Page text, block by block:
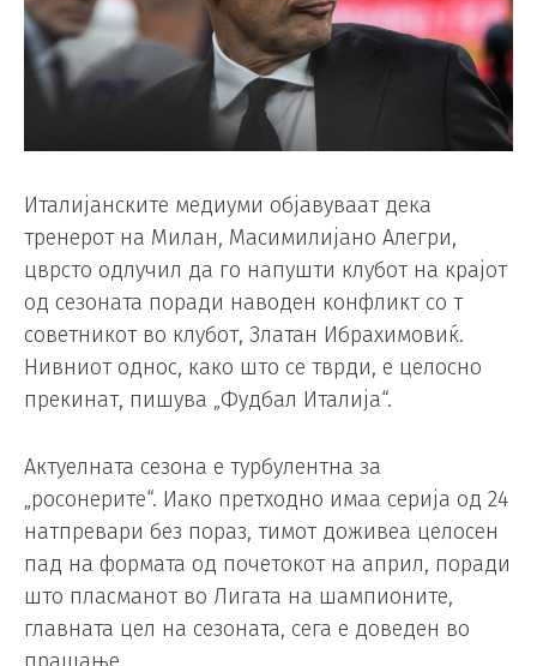
Италијанските медиуми објавуваат дека
тренерот на Милан, Масимилијано Алегри,
цврсто одлучил да го напушти клубот на крајот
од сезоната поради наводен конфликт со т
советникот во клубот, Златан Ибрахимовиќ.
Нивниот однос, како што се тврди, е целосно
прекинат, пишува „Фудбал Италија“.
Актуелната сезона е турбулентна за
„росонерите“. Иако претходно имаа серија од 24
натпревари без пораз, тимот доживеа целосен
пад на формата од почетокот на април, поради
што пласманот во Лигата на шампионите,
главната цел на сезоната, сега е доведен во